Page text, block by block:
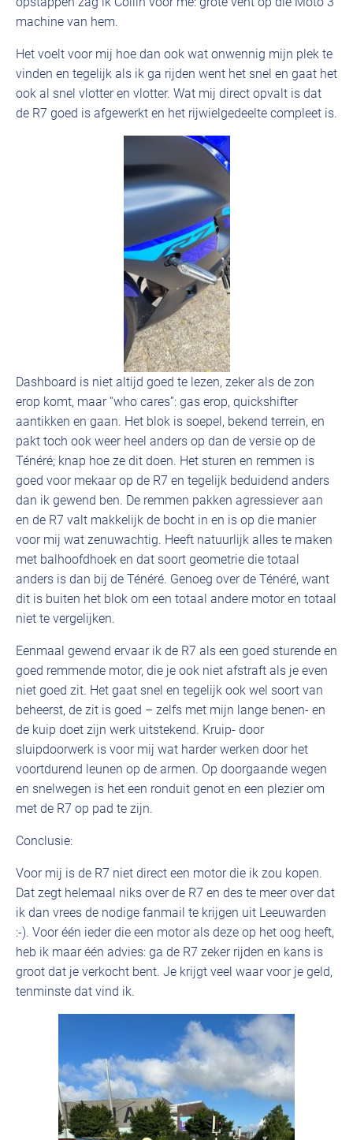
machine van hem.
Het voelt voor mij hoe dan ook wat onwennig mijn plek te
vinden en tegelijk als ik ga rijden went het snel en gaat het
ook al snel vlotter en vlotter. Wat mij direct opvalt is dat
de R7 goed is afgewerkt en het rijwielgedeelte compleet is.
Dashboard is niet altijd goed te lezen, zeker als de zon
erop komt, maar “who cares”: gas erop, quickshifter
aantikken en gaan. Het blok is soepel, bekend terrein, en
pakt toch ook weer heel anders op dan de versie op de
Ténéré; knap hoe ze dit doen. Het sturen en remmen is
goed voor mekaar op de R7 en tegelijk beduidend anders
dan ik gewend ben. De remmen pakken agressiever aan
en de R7 valt makkelijk de bocht in en is op die manier
voor mij wat zenuwachtig. Heeft natuurlijk alles te maken
met balhoofdhoek en dat soort geometrie die totaal
anders is dan bij de Ténéré. Genoeg over de Ténéré, want
dit is buiten het blok om een totaal andere motor en totaal
niet te vergelijken.
Eenmaal gewend ervaar ik de R7 als een goed sturende en
goed remmende motor, die je ook niet afstraft als je even
niet goed zit. Het gaat snel en tegelijk ook wel soort van
beheerst, de zit is goed – zelfs met mijn lange benen- en
de kuip doet zijn werk uitstekend. Kruip- door
sluipdoorwerk is voor mij wat harder werken door het
voortdurend leunen op de armen. Op doorgaande wegen
en snelwegen is het een ronduit genot en een plezier om
met de R7 op pad te zijn.
Conclusie:
Voor mij is de R7 niet direct een motor die ik zou kopen.
Dat zegt helemaal niks over de R7 en des te meer over dat
ik dan vrees de nodige fanmail te krijgen uit Leeuwarden
:-). Voor één ieder die een motor als deze op het oog heeft,
heb ik maar één advies: ga de R7 zeker rijden en kans is
groot dat je verkocht bent. Je krijgt veel waar voor je geld,
tenminste dat vind ik.